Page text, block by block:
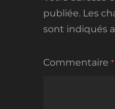
publiée. Les
sont indiqués
Commentaire *